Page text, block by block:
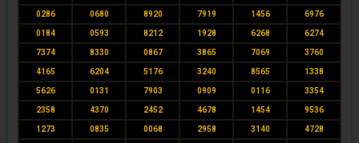
0286 0680 8920 7919 1456 6976
0184 0593 8212 1928 6268 6274
7374 8330 0867 3865 7069 3760
4165 6204 5176 3240 8565 1338
5626 0131 7903 0909 0116 3354
2358 4370 2452 4678 1454 9536
1273 0835 0068 2958 3140 4728